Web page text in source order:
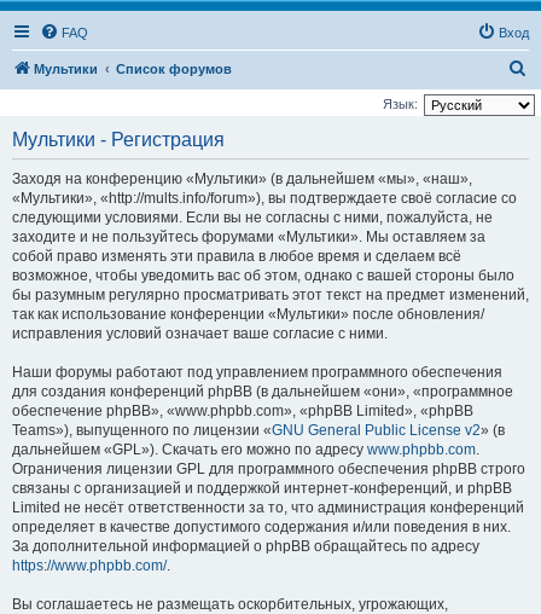
FAQ Вход
Мультики Список форумов
о
Язык:
Мультики - Регистрация
Заходя на конференцию «Мультики» (в дальнейшем «мы», «наш»,
«Мультики», «http://mults.info/forum»), вы подтверждаете своё согласие со
следующими условиями. Если вы не согласны с ними, пожалуйста, не
заходите и не пользуйтесь форумами «Мультики». Мы оставляем за
собой право изменять эти правила в любое время и сделаем всё
возможное, чтобы уведомить вас об этом, однако с вашей стороны было
бы разумным регулярно просматривать этот текст на предмет изменений,
так как использование конференции «Мультики» после обновления/
исправления условий означает ваше согласие с ними.
Наши форумы работают под управлением программного обеспечения
для создания конференций phpBB (в дальнейшем «они», «программное
обеспечение phpBB», «www.phpbb.com», «phpBB Limited», «phpBB
Teams»), выпущенного по лицензии «GNU General Public License v2» (в
дальнейшем «GPL»). Скачать его можно по адресу www.phpbb.com.
Ограничения лицензии GPL для программного обеспечения phpBB строго
связаны с организацией и поддержкой интернет-конференций, и phpBB
Limited не несёт ответственности за то, что администрация конференций
определяет в качестве допустимого содержания и/или поведения в них.
За дополнительной информацией о phpBB обращайтесь по адресу
https://www.phpbb.com/.
Вы соглашаетесь не размещать оскорбительных, угрожающих,